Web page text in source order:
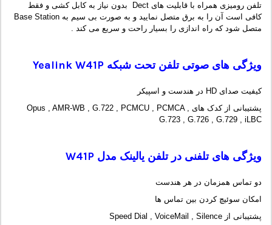
تلفن رومیزی همراه با قابلیت های Dect بدون نیاز به کابل کشی و فقط
کافی است آن را به برق متصل نمایید و به صورت بی سیم به Base Station
متصل شود که راه اندازی را بسیار راحت و سریع می کند .
ویژگی های صوتی تلفن تحت شبکه Yealink W41P
کیفیت صدای HD در هندست و اسپیکر
پشتیبانی از کدک های Opus , AMR-WB , G.722 , PCMCU , PCMCA ,
G.723 , G.726 , G.729 , iLBC
ویژگی های تلفنی در تلفن یالینک مدل W41P
دو تماس همزمان در هر هندست
امکان سوئیچ کردن بین تماس ها
پشتیبانی از Speed Dial , VoiceMail , Silence